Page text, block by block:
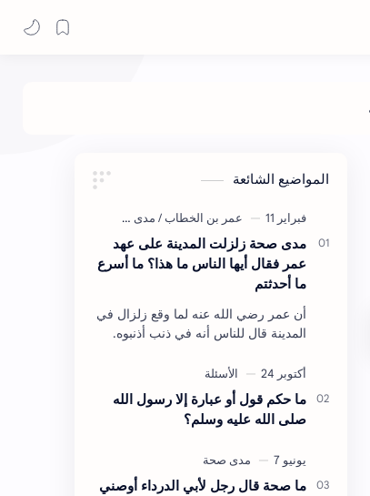
المواضيع الشائعة
مدى صحة زلزلت المدينة على عهد
عمر فقال أيها الناس ما هذا؟ ما أسرع
ما أحدثتم
أن عمر رضي الله عنه لما وقع زلزال في
المدينة قال للناس أنه في ذنب أذنبوه.
معناه أخرجه ابن أبي الدنيا في العقوبات
(ص3…
ما حكم قول أو عبارة إلا رسول الله
صلى الله عليه وسلم؟
ما صحة قال رجل لأبي الدرداء أوصني